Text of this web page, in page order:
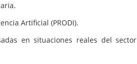
Artificial (PRODI).
en situaciones reales del sector